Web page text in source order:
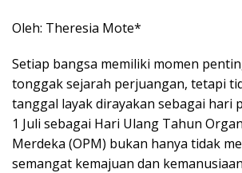
Oleh: Theresia Mote*
Setiap bangsa memiliki momen
tonggak sejarah perjuangan, tetapi
tanggal layak dirayakan sebagai hari
1 Juli sebagai Hari Ulang Tahun
Merdeka (OPM) bukan hanya tidak
semangat kemajuan dan